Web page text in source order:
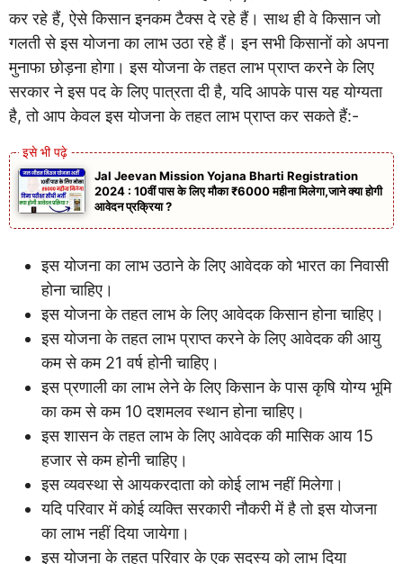
कर रहे हैं, ऐसे किसान इनकम टैक्स दे रहे हैं। साथ ही वे किसान जो
गलती से इस योजना का लाभ उठा रहे हैं। इन सभी किसानों को अपना
मुनाफा छोड़ना होगा। इस योजना के तहत लाभ प्राप्त करने के लिए
सरकार ने इस पद के लिए पात्रता दी है, यदि आपके पास यह योग्यता
है, तो आप केवल इस योजना के तहत लाभ प्राप्त कर सकते हैं:-
Jal Jeevan Mission Yojana Bharti Registration
2024 : 10वीं पास के लिए मौका ₹6000 महीना मिलेगा,जाने क्या होगी
आवेदन प्रक्रिया ?
इस योजना का लाभ उठाने के लिए आवेदक को भारत का निवासी
होना चाहिए।
इस योजना के तहत लाभ के लिए आवेदक किसान होना चाहिए।
इस योजना के तहत लाभ प्राप्त करने के लिए आवेदक की आयु
कम से कम 21 वर्ष होनी चाहिए।
इस प्रणाली का लाभ लेने के लिए किसान के पास कृषि योग्य भूमि
का कम से कम 10 दशमलव स्थान होना चाहिए।
इस शासन के तहत लाभ के लिए आवेदक की मासिक आय 15
हजार से कम होनी चाहिए।
इस व्यवस्था से आयकरदाता को कोई लाभ नहीं मिलेगा।
यदि परिवार में कोई व्यक्ति सरकारी नौकरी में है तो इस योजना
का लाभ नहीं दिया जायेगा।
इस योजना के तहत परिवार के एक सदस्य को लाभ दिया